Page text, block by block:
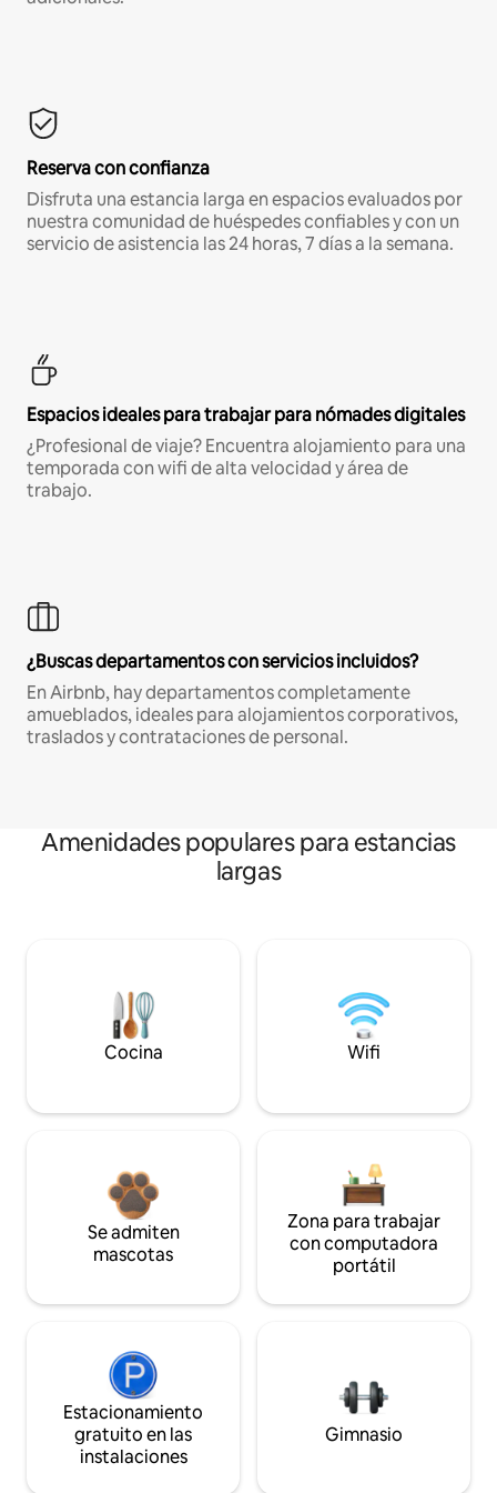
Reserva con confianza
Disfruta una estancia larga en espacios evaluados por
nuestra comunidad de huéspedes confiables y con un
servicio de asistencia las 24 horas, 7 días a la semana.
Espacios ideales para trabajar para nómades digitales
¿Profesional de viaje? Encuentra alojamiento para una
temporada con wifi de alta velocidad y área de
trabajo.
¿Buscas departamentos con servicios incluidos?
En Airbnb, hay departamentos completamente
amueblados, ideales para alojamientos corporativos,
traslados y contrataciones de personal.
Amenidades populares para estancias
largas
Cocina Wifi
Se admiten
mascotas
Zona para trabajar
con computadora
portátil
Estacionamiento
gratuito en las
instalaciones
Gimnasio